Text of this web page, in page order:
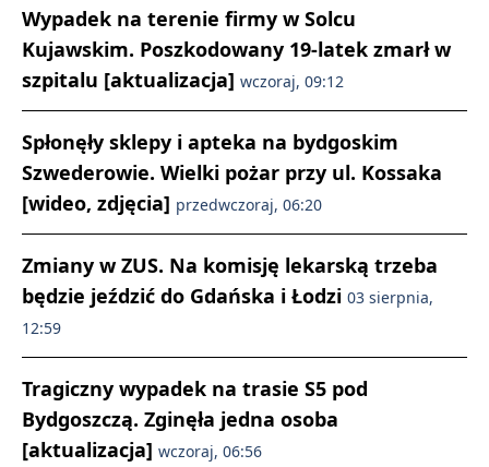
Wypadek na terenie firmy w Solcu
Kujawskim. Poszkodowany 19-latek zmarł w
szpitalu [aktualizacja] wczoraj, 09:12
Spłonęły sklepy i apteka na bydgoskim
Szwederowie. Wielki pożar przy ul. Kossaka
[wideo, zdjęcia] przedwczoraj, 06:20
Zmiany w ZUS. Na komisję lekarską trzeba
będzie jeździć do Gdańska i Łodzi 03 sierpnia,
12:59
Tragiczny wypadek na trasie S5 pod
Bydgoszczą. Zginęła jedna osoba
[aktualizacja] wczoraj, 06:56